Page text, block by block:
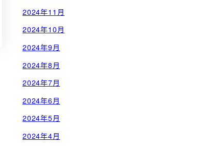
2024年11月
2024年10月
2024年9月
2024年8月
2024年7月
2024年6月
2024年5月
2024年4月